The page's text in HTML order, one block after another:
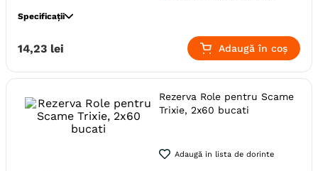
Specificații
Specie Pisici Animale Mici
14,23 lei Adaugă în coș
Rezerva Role pentru Scame
Trixie, 2x60 bucati
Adaugă in lista de dorinte